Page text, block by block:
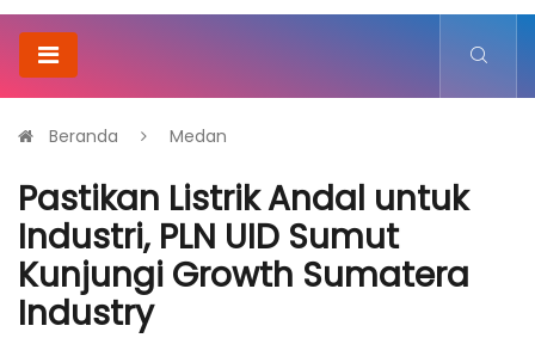
Beranda Medan
Pastikan Listrik Andal untuk
Industri, PLN UID Sumut
Kunjungi Growth Sumatera
Industry